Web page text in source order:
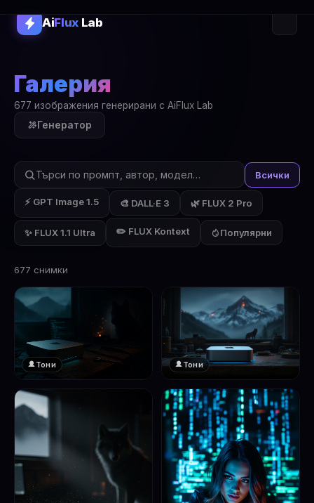
AiFluxLab
Галерия
677 изображения генерирани с AiFlux Lab
Генератор
Всички
⚡ GPT Image 1.5 🎨 DALL·E 3 🌿 FLUX 2 Pro
✨ FLUX 1.1 Ultra ✏️ FLUX Kontext Популярни
677 снимки
Тони Тони